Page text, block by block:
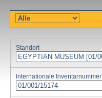
Standort
Internationale Inventarnummer